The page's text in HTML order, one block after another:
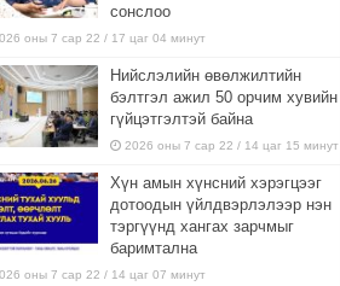
сонслоо
оны 7 сар 22 / 17 цаг 04 минут
Нийслэлийн өвөлжилтийн
бэлтгэл ажил 50 орчим хувийн
гүйцэтгэлтэй байна
2026 оны 7 сар 22 / 14 цаг 15 минут
Хүн амын хүнсний хэрэгцээг
дотоодын үйлдвэрлэлээр нэн
тэргүүнд хангах зарчмыг
баримтална
оны 7 сар 22 / 14 цаг 07 минут